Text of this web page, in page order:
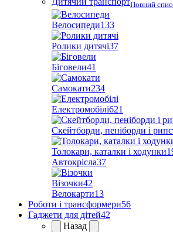
Повний
Велосипеди133
Ролики дитячі37
Біговели41
Самокати234
Електромобілі621
Скейтборди, пеніборди і
Толокари, каталки і ходунки
Автокрісла37
Візочки42
Велокарти13
Роботи і трансформери56
Гаджети для дітей42
Назад